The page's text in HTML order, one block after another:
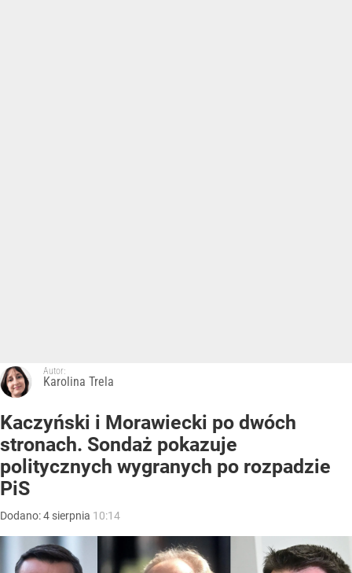
Autor:
Karolina Trela
Kaczyński i Morawiecki po dwóch
stronach. Sondaż pokazuje
politycznych wygranych po rozpadzie
PiS
Dodano:4 sierpnia 10:14